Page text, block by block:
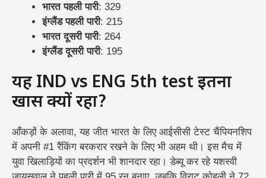
भारत पहली पारी: 329
इंग्लैंड पहली पारी: 215
भारत दूसरी पारी: 264
इंग्लैंड दूसरी पारी: 195
यह IND vs ENG 5th test इतना
खास क्यों रहा?
आँकड़ों के अलावा, यह जीत भारत के लिए आईसीसी टेस्ट चैंपियनशिप
में अपनी #1 रैंकिंग बरकरार रखने के लिए भी अहम थी। इस मैच में
युवा खिलाड़ियों का प्रदर्शन भी शानदार रहा। डेब्यू कर रहे यशस्वी